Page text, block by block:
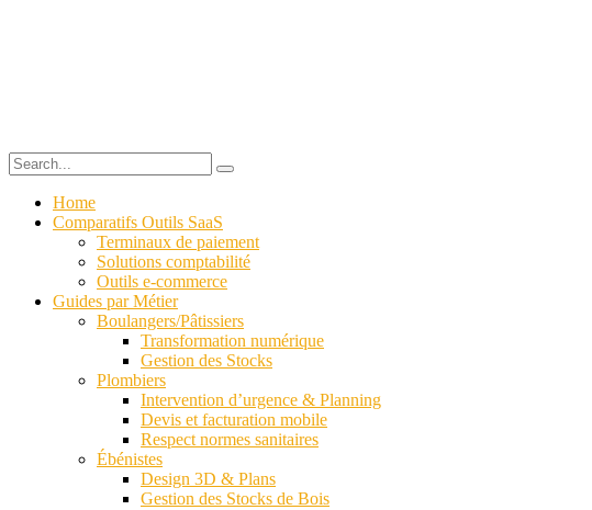
Home
Comparatifs Outils SaaS
Terminaux de paiement
Solutions comptabilité
Outils e-commerce
Guides par Métier
Boulangers/Pâtissiers
Transformation numérique
Gestion des Stocks
Plombiers
Intervention d’urgence & Planning
Devis et facturation mobile
Respect normes sanitaires
Ébénistes
Design 3D & Plans
Gestion des Stocks de Bois